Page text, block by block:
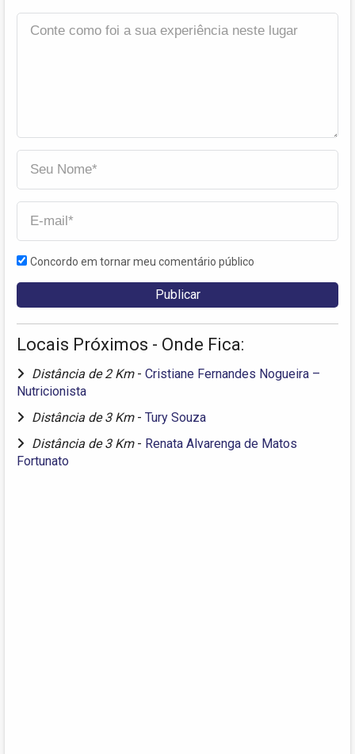
Concordo em tornar meu comentário público
Locais Próximos - Onde Fica:
Distância de 2 Km - Cristiane Fernandes Nogueira –
Nutricionista
Distância de 3 Km - Tury Souza
Distância de 3 Km - Renata Alvarenga de Matos
Fortunato